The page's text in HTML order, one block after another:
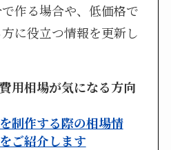
作る場合や、低価格で
に役立つ情報を更新し
用相場が気になる方向
制作する際の相場情
ご紹介します